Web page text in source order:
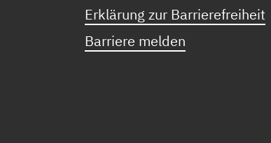
Erklärung zur Barrierefreiheit
Barriere melden